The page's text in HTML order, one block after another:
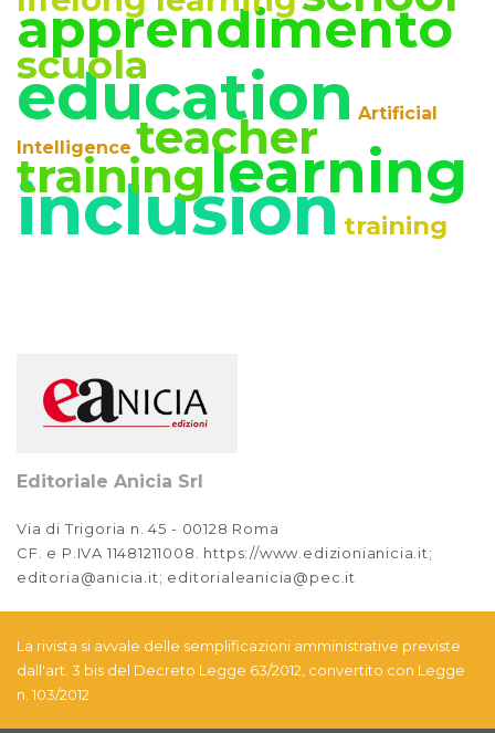
2023 Vol. 1
Anno XIV, Numero 4
2022
Anno XIV, Numero 3
2022
Anno XIV, Numero 2
2022
2021
Anno XIII, Numero 1
2021
Anno XII, Numero 4
2020
apprendimento
scuola
education Artificial
Intelligence teacher
training learning
inclusiontraining
Editoriale Anicia Srl
Via di Trigoria n. 45 - 00128 Roma
CF. e P.IVA 11481211008. https://www.edizionianicia.it;
editoria@anicia.it; editorialeanicia@pec.it
La rivista si avvale delle semplificazioni amministrative previste
dall'art. 3 bis del Decreto Legge 63/2012, convertito con Legge
n. 103/2012